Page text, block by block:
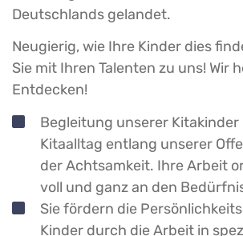
Deutschlands gelandet.
Neugierig, wie Ihre Kinder dies
Sie mit Ihren Talenten zu uns! Wir
Entdecken!
Begleitung unserer
Kitaalltag entlang unserer
der Achtsamkeit. Ihre Arbeit
voll und ganz an den
Sie fördern die
Kinder durch die Arbeit in